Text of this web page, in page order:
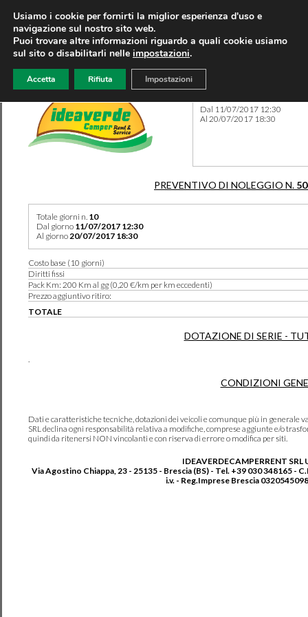
Dal 11/07/2017 12:30
Al 20/07/2017 18:30
PREVENTIVO DI NOLEGGIO N.
Totale giorni n. 10
Dal giorno 11/07/2017 12:30
Al giorno20/07/2017 18:30
Costo base (10 giorni)
Diritti fissi
Pack Km: 200 Km al gg (0,20 €/km per km eccedenti)
Prezzo aggiuntivo ritiro:
TOTALE
DOTAZIONE DI SERIE -
.
CONDIZIONI
Dati e caratteristiche tecniche, dotazioni dei veicoli e comunque più in generale
SRL declina ogni responsabilità relativa a modifiche, comprese aggiunte e/o
quindi da ritenersi NON vincolanti e con riserva di errore o modifica per siti.
IDEAVERDECAMPERRENT SRL
Via Agostino Chiappa, 23 - 25135 - Brescia (BS) - Tel. +39 030 348165 -
i.v. - Reg.Imprese Brescia
Usiamo i cookie per fornirti la miglior esperienza d'uso e
navigazione sul nostro sito web.
Puoi trovare altre informazioni riguardo a quali cookie usiamo
sul sito o disabilitarli nelle impostazioni.
Accetta Rifiuta Impostazioni